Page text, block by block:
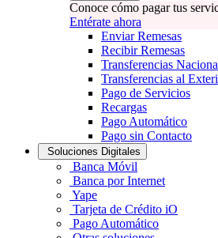
Conoce cómo pagar tus
Entérate ahora
Enviar Remesas
Recibir Remesas
Transferencias
Transferencias al
Pago de Servicios
Recargas
Pago Automático
Pago sin Contacto
Soluciones Digitales
Banca Móvil
Banca por Internet
Yape
Tarjeta de Crédito iO
Pago Automático